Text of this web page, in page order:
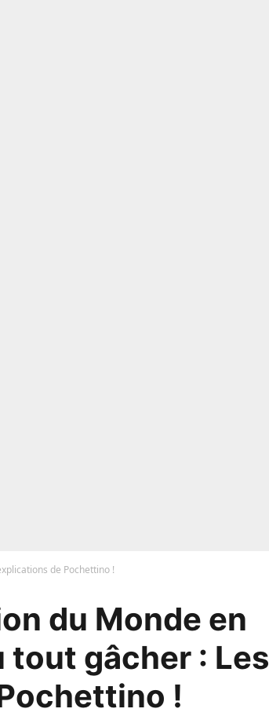
de Pochettino !
du Monde en
tout gâcher : Les
!